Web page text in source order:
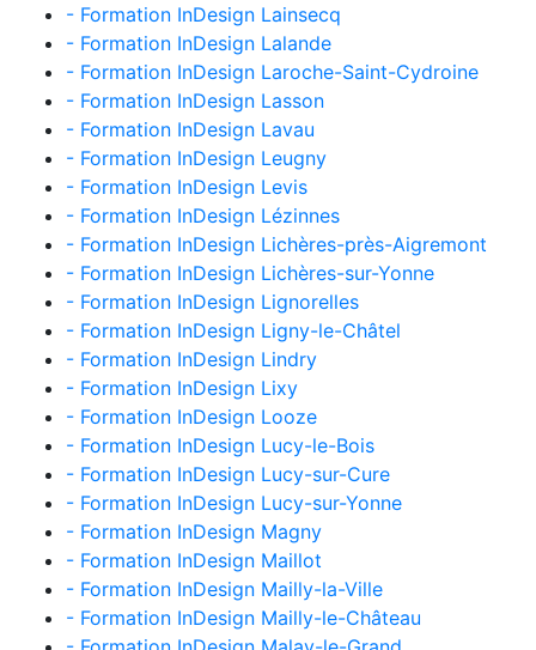
- Formation InDesign Lainsecq
- Formation InDesign Lalande
- Formation InDesign Laroche-Saint-Cydroine
- Formation InDesign Lasson
- Formation InDesign Lavau
- Formation InDesign Leugny
- Formation InDesign Levis
- Formation InDesign Lézinnes
- Formation InDesign Lichères-près-Aigremont
- Formation InDesign Lichères-sur-Yonne
- Formation InDesign Lignorelles
- Formation InDesign Ligny-le-Châtel
- Formation InDesign Lindry
- Formation InDesign Lixy
- Formation InDesign Looze
- Formation InDesign Lucy-le-Bois
- Formation InDesign Lucy-sur-Cure
- Formation InDesign Lucy-sur-Yonne
- Formation InDesign Magny
- Formation InDesign Maillot
- Formation InDesign Mailly-la-Ville
- Formation InDesign Mailly-le-Château